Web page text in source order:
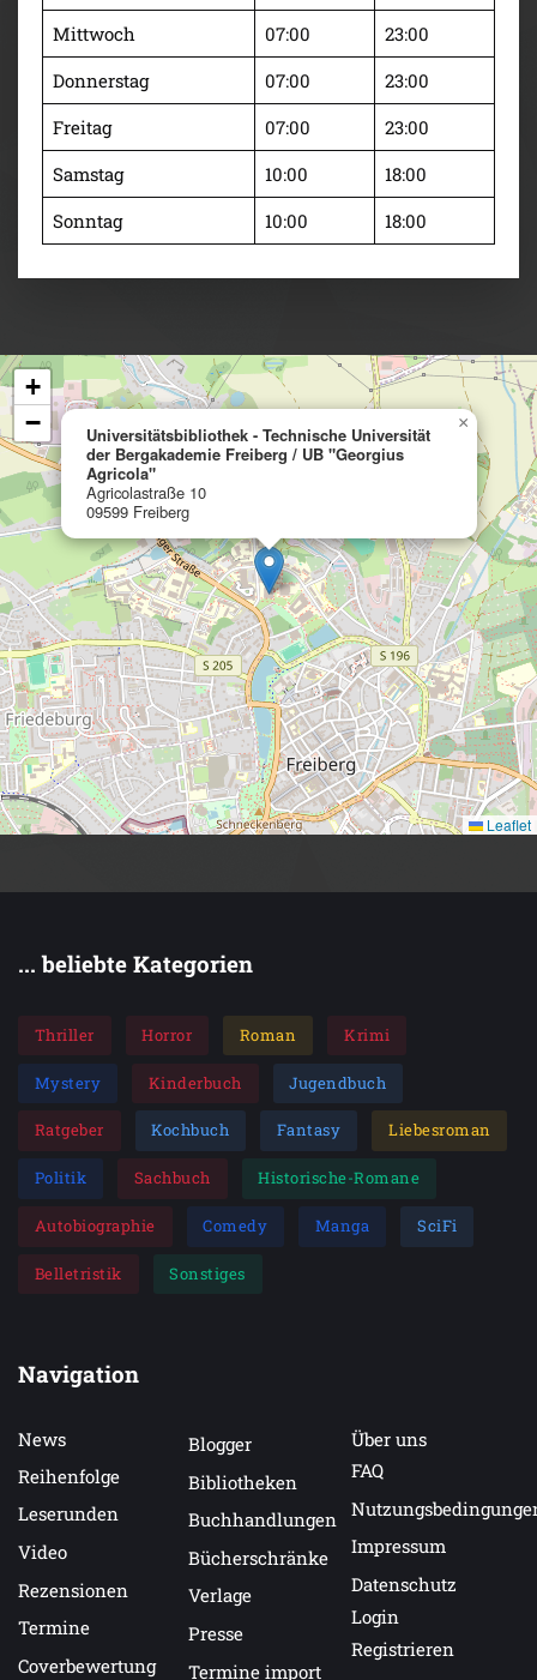
Mittwoch
07:00
23:00
Donnerstag
07:00
23:00
Freitag
07:00
23:00
Samstag
10:00
18:00
Sonntag
10:00 18:00
Universitätsbibliothek - Technische Universität
der Bergakademie Freiberg / UB "Georgius
Agricola"
Agricolastraße 10
09599 Freiberg
×
+
−
Leaflet
... beliebte Kategorien
Thriller Horror Roman Krimi
Mystery Kinderbuch Jugendbuch
Ratgeber Kochbuch Fantasy Liebesroman
Politik Sachbuch Historische-Romane
Autobiographie Comedy Manga SciFi
Belletristik Sonstiges
Navigation
News
Reihenfolge
Leserunden
Video
Rezensionen
Termine
Coverbewertung
Blogger
Bibliotheken
Buchhandlungen
Bücherschränke
Verlage
Presse
Termine import
Über uns
FAQ
Impressum
Datenschutz
Login
Registrieren